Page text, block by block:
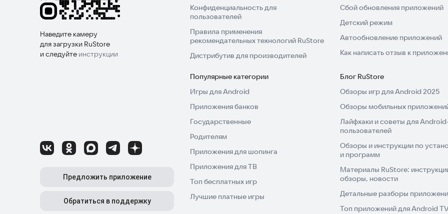
Наведите камеру
для загрузки RuStore
и следуйте инструкции
Предложить приложение
Обратиться в поддержку
Конфиденциальность для
пользователей
Правила применения
рекомендательных технологий RuStore
Дистрибутив для производителей
Сбой обновления приложений
Детский режим
Автообновление приложений
Как написать отзыв к
Популярные категории
Игры для Android
Приложения банков
Государственные
Родителям
Приложения для шопинга
Приложения для ТВ
Топ бесплатных игр
Лучшие платные игры
Блог RuStore
Обзоры игр для Android 2025
Обзоры мобильных
Лайфхаки и советы для
пользователей
Обзоры и инструкции по
и программ
Материалы RuStore:
обзоры, новости
Детальные разборы
Топ приложений для Android